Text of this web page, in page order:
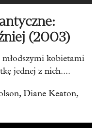
(2003)
kobietami
jednej z nich....
Diane Keaton,